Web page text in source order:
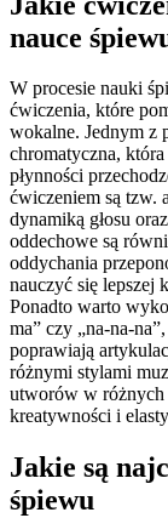
nauce
W procesie nauki
ćwiczenia, które
wokalne. Jednym z
chromatyczna,
płynności
ćwiczeniem są tzw.
dynamiką głosu
oddechowe są
oddychania
nauczyć się lepszej
Ponadto warto
ma” czy „na-na-
poprawiają
różnymi stylami
utworów w różnych
kreatywności i
Jakie są
śpiewu